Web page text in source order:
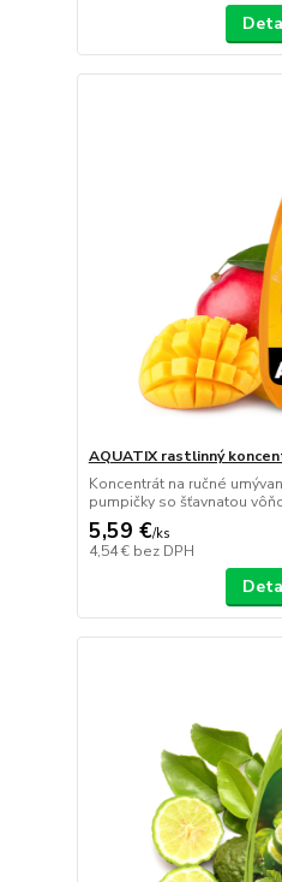
AQUATIX rastlinný
Koncentrát na ručné
pumpičky so šťavnatou
5,59 €/ks
4,54 € bez DPH